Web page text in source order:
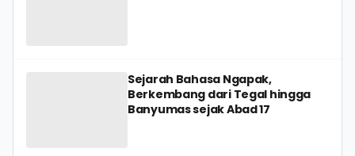
Sejarah Bahasa Ngapak,
Berkembang dari Tegal hingga
Banyumas sejak Abad 17